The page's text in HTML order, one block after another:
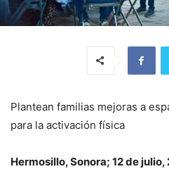
Plantean familias mejoras a
para la activación física
Hermosillo, Sonora; 12 de julio,